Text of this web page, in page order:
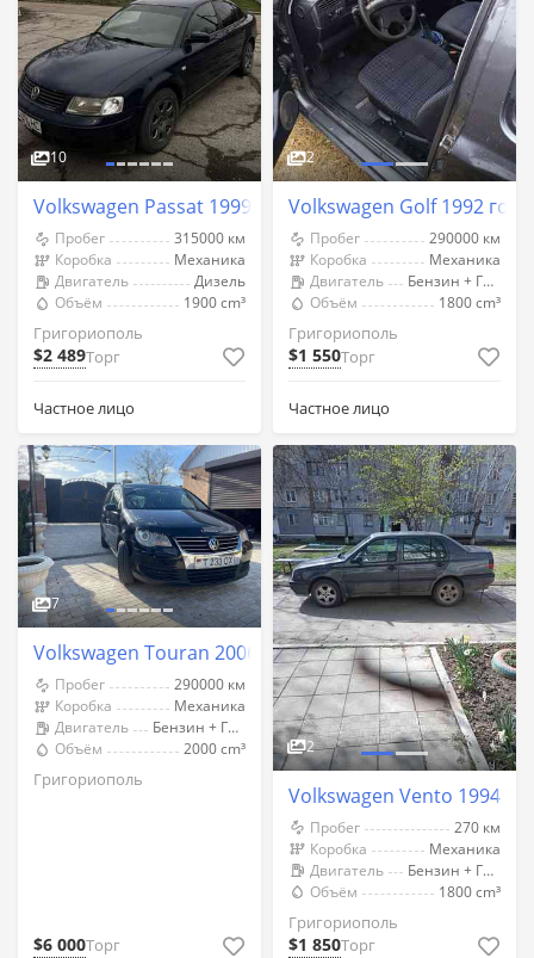
10
Volkswagen Passat 1999 год Григориополь
Пробег
315000 км
Коробка
Механика
Двигатель
Дизель
Объём
1900 cm³
Григориополь
$2 489Торг
Частное лицо
2
Volkswagen Golf 1992 год
Пробег
290000 км
Коробка
Механика
Двигатель
Бензин + Газ (Метан)
Объём
1800 cm³
Григориополь
$1 550Торг
Частное лицо
7
Volkswagen Touran 2006 год Григориополь
Пробег
290000 км
Коробка
Механика
Двигатель
Бензин + Газ (Метан)
Объём
2000 cm³
Григориополь
$6 000Торг
2
Volkswagen Vento 1994
Пробег
270 км
Коробка
Механика
Двигатель
Бензин + Газ (Метан)
Объём
1800 cm³
Григориополь
$1 850Торг